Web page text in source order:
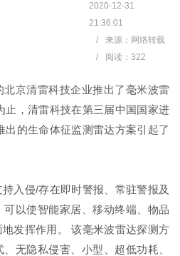
2020-12-31
21:36:01
/
来源：网络转载
/
阅读： 322
京清雷科技企业推出了毫米波雷
止，清雷科技在第三届中国国家进
出的生命体征监测雷达方案引起了
入侵/存在即时警报、常驻警报及
以使智能家居、移动终端、物品
发挥作用。 该毫米波雷达探测方
无隐私侵害、小型、超低功耗、